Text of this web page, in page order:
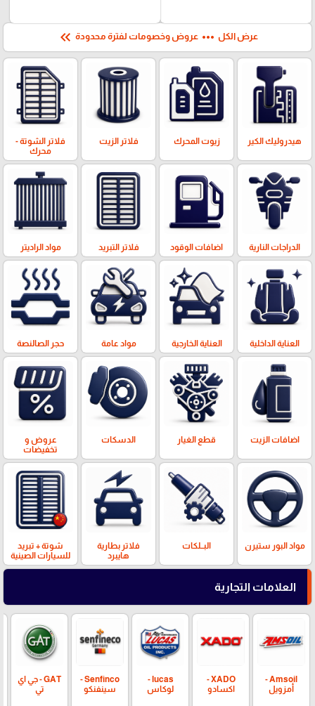
عرض الكل more_horiz عروض وخصومات لفترة محدودة keyboard_double_arrow_left
هيدروليك الكير زيوت المحرك فلاتر الزيت
فلاتر الشوتة -
محرك
الدراجات النارية اضافات الوقود فلاتر التبريد مواد الراديتر
العناية الداخلية العناية الخارجية مواد عامة حجر الصالنصة
اضافات الزيت قطع الغيار الدسكات
عروض و
تخفيضات
مواد البور ستيرن البــلكات
فلاتر بطارية
هايبرد
شوتة + تبريد
للسيارات الصينية
العلامات التجارية
Amsoil -
أمزويل
XADO -
اكسادو
lucas -
لوكاس
Senfinco -
سينفنكو
GAT - جي اي
تي